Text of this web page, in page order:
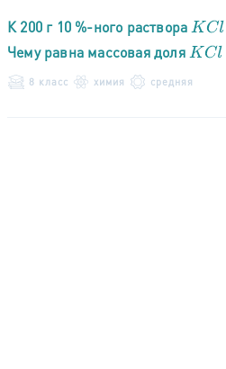
К 200 г 10 %-ного раствора KCl
Чему равна массовая доляKCl
8 класс химия средняя